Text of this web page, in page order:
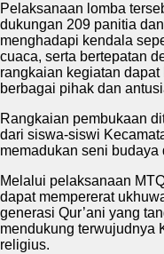
Pelaksanaan lomba
dukungan 209 panitia
menghadapi kendala
cuaca, serta bertepatan
rangkaian kegiatan
berbagai pihak dan
Rangkaian pembukaan
dari siswa-siswi
memadukan seni
Melalui pelaksanaan
dapat mempererat
generasi Qur’ani yang
mendukung terwujudnya
religius.